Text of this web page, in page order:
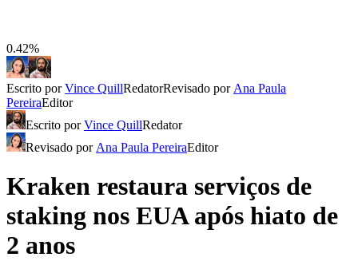
0.42%
Escrito porVince QuillRedatorRevisado por Ana Paula
PereiraEditor
Escrito porVince QuillRedator
Revisado por Ana Paula PereiraEditor
Kraken restaura serviços de
staking nos EUA após hiato de
2 anos